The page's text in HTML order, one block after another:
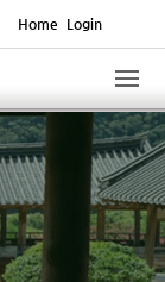
Home Login